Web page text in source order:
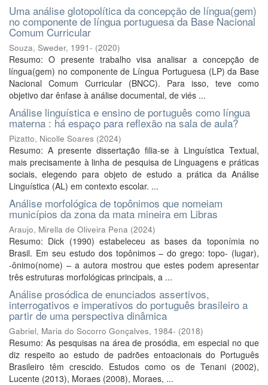
Uma análise glotopolítica da concepção de língua(gem)
no componente de língua portuguesa da Base Nacional
Comum Curricular
Souza, Sweder, 1991- (2020)
Resumo: O presente trabalho visa analisar a concepção de
língua(gem) no componente de Língua Portuguesa (LP) da Base
Nacional Comum Curricular (BNCC). Para isso, teve como
objetivo dar ênfase à análise documental, de viés ...
Análise linguística e ensino de português como língua
materna : há espaço para reflexão na sala de aula?
Pizatto, Nicolle Soares (2024)
Resumo: A presente dissertação filia-se à Linguística Textual,
mais precisamente à linha de pesquisa de Linguagens e práticas
sociais, elegendo para objeto de estudo a prática da Análise
Linguística (AL) em contexto escolar. ...
Análise morfológica de topônimos que nomeiam
municípios da zona da mata mineira em Libras
Araujo, Mirella de Oliveira Pena (2024)
Resumo: Dick (1990) estabeleceu as bases da toponímia no
Brasil. Em seu estudo dos topônimos – do grego: topo- (lugar),
-ônimo(nome) – a autora mostrou que estes podem apresentar
três estruturas morfológicas principais, a ...
Análise prosódica de enunciados assertivos,
interrogativos e imperativos do português brasileiro a
partir de uma perspectiva dinâmica
Gabriel, Maria do Socorro Gonçalves, 1984- (2018)
Resumo: As pesquisas na área de prosódia, em especial no que
diz respeito ao estudo de padrões entoacionais do Português
Brasileiro têm crescido. Estudos como os de Tenani (2002),
Lucente (2013), Moraes (2008), Moraes, ...